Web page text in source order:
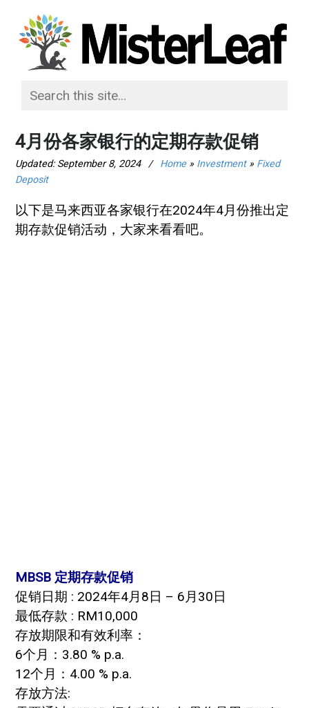
4月份各家银行的定期存款促销
Updated: September 8, 2024 / Home» Investment» Fixed
Deposit
以下是马来西亚各家银行在2024年4月份推出定
期存款促销活动，大家来看看吧。
MBSB 定期存款促销
促销日期 : 2024年4月8日 – 6月30日
最低存款 : RM10,000
存放期限和有效利率：
6个月：3.80 % p.a.
12个月：4.00 % p.a.
存放方法: